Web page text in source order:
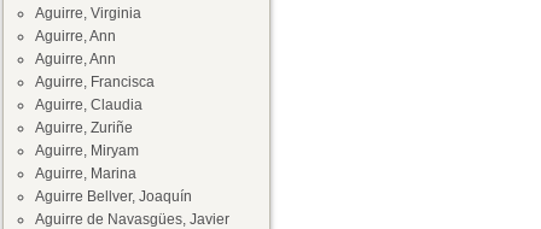
Aguirre, Virginia
Aguirre, Ann
Aguirre, Ann
Aguirre, Francisca
Aguirre, Claudia
Aguirre, Zuriñe
Aguirre, Miryam
Aguirre, Marina
Aguirre Bellver, Joaquín
Aguirre de Navasgües, Javier